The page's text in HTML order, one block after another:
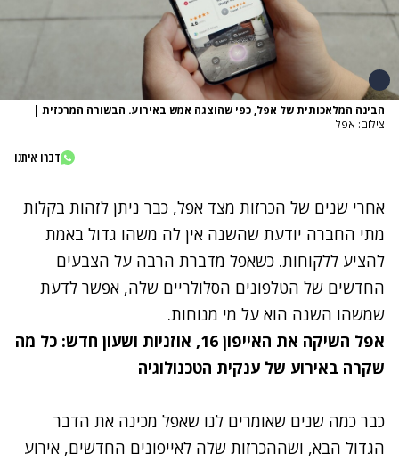
הבינה המלאכותית של אפל, כפי שהוצגה אמש באירוע. הבשורה המרכזית |
צילום: אפל
דברו איתנו
אחרי שנים של הכרזות מצד אפל, כבר ניתן לזהות בקלות
מתי החברה יודעת שהשנה אין לה משהו גדול באמת
להציע ללקוחות. כשאפל מדברת הרבה על הצבעים
החדשים של הטלפונים הסלולריים שלה, אפשר לדעת
שמשהו השנה הוא על מי מנוחות.
שקרה באירוע של ענקית הטכנולוגיה
כבר כמה שנים שאומרים לנו שאפל מכינה את הדבר
הגדול הבא, ושההכרזות שלה לאייפונים החדשים, אירוע